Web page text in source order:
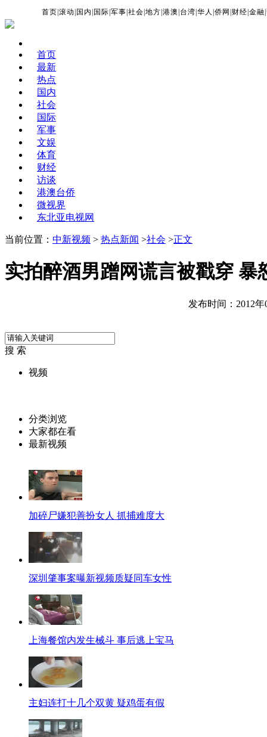
首页 |滚动 国内 国际 |军事 |社会 |地方 |港澳 台湾 |华人 |侨网 财经 |金融 |
首页
最新
热点
国内
社会
国际
军事
文娱
体育
财经
访谈
港澳台侨
微视界
东北亚电视网
当前位置： 中新视频 > 热点新闻 >社会 >正文
实拍醉酒男蹭网谎言被戳穿 暴
发布时间：2012年
搜 索
视频
分类浏览
大家都在看
最新视频
加碎尸嫌犯善扮女人 抓捕难度大
深圳肇事案曝新视频质疑同车女性
上海餐馆内发生械斗 事后逃上宝马
主妇连打十几个双黄 疑鸡蛋有假